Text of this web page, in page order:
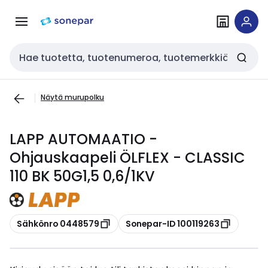
navigointiinsisältöön
Haku
Näytä murupolku
LAPP AUTOMAATIO -
Ohjauskaapeli ÖLFLEX - CLASSIC
110 BK 50G1,5 0,6/1KV
Kopioi
Sähkönro 0448579 Kopioi
Sonepar-ID 100119263